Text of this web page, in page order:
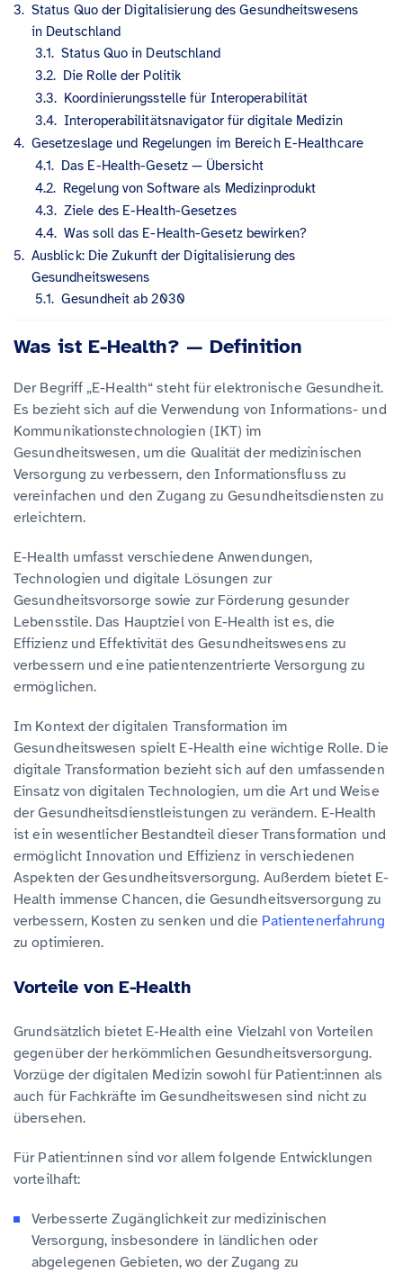
Status Quo der Digitalisierung des Gesundheitswesens
in Deutschland
Status Quo in Deutschland
Die Rolle der Politik
Koordinierungsstelle für Interoperabilität
Interoperabilitätsnavigator für digitale Medizin
Gesetzeslage und Regelungen im Bereich E-Healthcare
Das E-Health-Gesetz — Übersicht
Regelung von Software als Medizinprodukt
Ziele des E-Health-Gesetzes
Was soll das E-Health-Gesetz bewirken?
Ausblick: Die Zukunft der Digitalisierung des
Gesundheitswesens
Gesundheit ab 2030
Was ist E-Health? — Definition
Der Begriff „E-Health“ steht für elektronische Gesundheit.
Es bezieht sich auf die Verwendung von Informations- und
Kommunikationstechnologien (IKT) im
Gesundheitswesen, um die Qualität der medizinischen
Versorgung zu verbessern, den Informationsfluss zu
vereinfachen und den Zugang zu Gesundheitsdiensten zu
erleichtern.
E-Health umfasst verschiedene Anwendungen,
Technologien und digitale Lösungen zur
Gesundheitsvorsorge sowie zur Förderung gesunder
Lebensstile. Das Hauptziel von E-Health ist es, die
Effizienz und Effektivität des Gesundheitswesens zu
verbessern und eine patientenzentrierte Versorgung zu
ermöglichen.
Im Kontext der digitalen Transformation im
Gesundheitswesen spielt E-Health eine wichtige Rolle. Die
digitale Transformation bezieht sich auf den umfassenden
Einsatz von digitalen Technologien, um die Art und Weise
der Gesundheitsdienstleistungen zu verändern. E-Health
ist ein wesentlicher Bestandteil dieser Transformation und
ermöglicht Innovation und Effizienz in verschiedenen
Aspekten der Gesundheitsversorgung. Außerdem bietet E-
Health immense Chancen, die Gesundheitsversorgung zu
verbessern, Kosten zu senken und die Patientenerfahrung
zu optimieren.
Vorteile von E-Health
Grundsätzlich bietet E-Health eine Vielzahl von Vorteilen
gegenüber der herkömmlichen Gesundheitsversorgung.
Vorzüge der digitalen Medizin sowohl für Patient:innen als
auch für Fachkräfte im Gesundheitswesen sind nicht zu
übersehen.
Für Patient:innen sind vor allem folgende Entwicklungen
vorteilhaft:
Verbesserte Zugänglichkeit zur medizinischen
Versorgung, insbesondere in ländlichen oder
abgelegenen Gebieten, wo der Zugang zu